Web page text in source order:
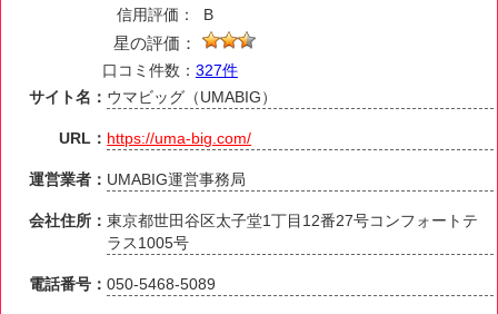
信用評価：
B
星の評価：
口コミ件数： 327件
サイト名： ウマビッグ（UMABIG）
URL： https://uma-big.com/
運営業者： UMABIG運営事務局
会社住所：東京都世田谷区太子堂1丁目12番27号コンフォートテ
ラス1005号
電話番号：050-5468-5089